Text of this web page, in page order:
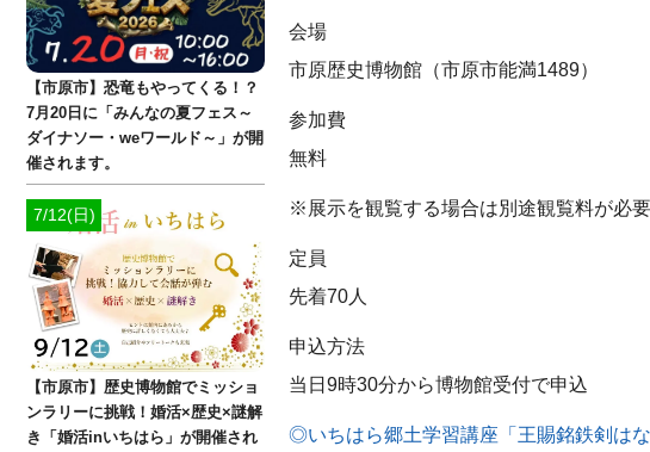
会場
市原歴史博物館（市原市能満1489）
参加費
無料
※展示を観覧する場合は別途観覧料が必
定員
先着70人
申込方法
当日9時30分から博物館受付で申込
◎いちはら郷土学習講座「王賜銘鉄剣はな
【市原市】恐竜もやってくる！？
7月20日に「みんなの夏フェス～
ダイナソー・weワールド～」が開
催されます。
7/12(日)
【市原市】歴史博物館でミッショ
ンラリーに挑戦！婚活×歴史×謎解
き「婚活inいちはら」が開催され